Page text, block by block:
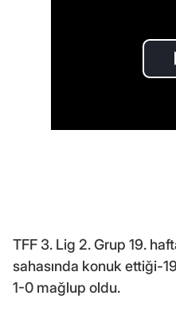
TFF 3. Lig 2. Grup 19.
sahasında konuk ettiği-
1-0 mağlup oldu.